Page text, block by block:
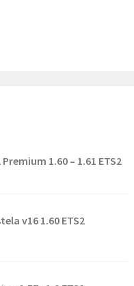
1.60 – 1.61 ETS2
v16 1.60 ETS2